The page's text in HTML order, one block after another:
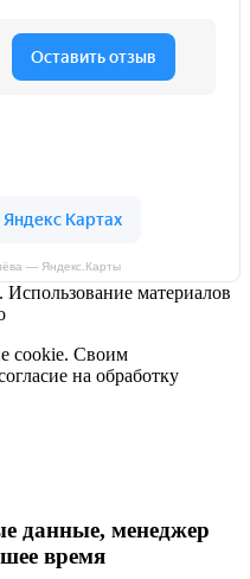
— Яндекс.Карты
материалов
cookie. Своим
на обработку
данные, менеджер
время